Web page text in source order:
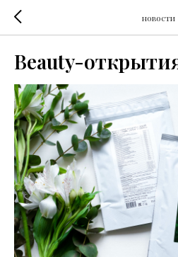
новости
Beauty-